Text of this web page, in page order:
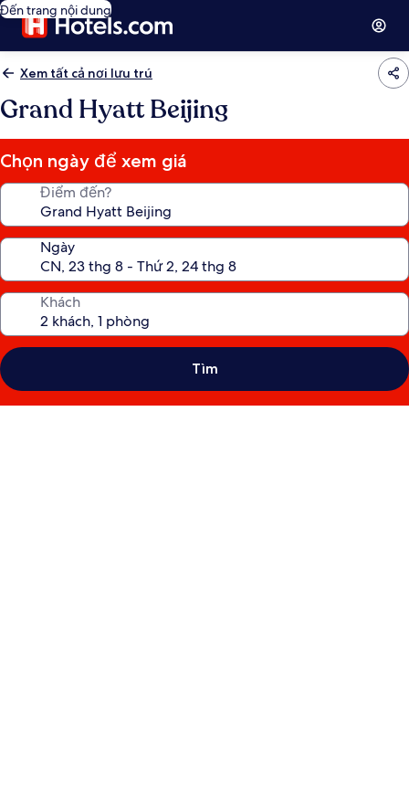
Đến trang nội dung
Xem tất cả nơi lưu trú
Grand Hyatt Beijing
Chọn ngày để xem giá
Điểm đến?
Ngày
Khách
Tìm